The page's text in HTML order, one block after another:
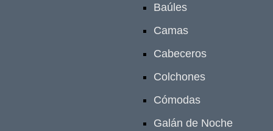
Baúles
Camas
Cabeceros
Colchones
Cómodas
Galán de Noche